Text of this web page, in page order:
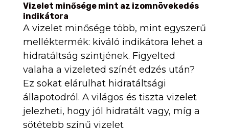
Vizelet minősége mint az izomnövekedés
indikátora
A vizelet minősége több, mint egyszerű
melléktermék: kiváló indikátora lehet a
hidratáltság szintjének. Figyelted
valaha a vizeleted színét edzés után?
Ez sokat elárulhat hidratáltsági
állapotodról. A világos és tiszta vizelet
jelezheti, hogy jól hidratált vagy, míg a
sötétebb színű vizelet